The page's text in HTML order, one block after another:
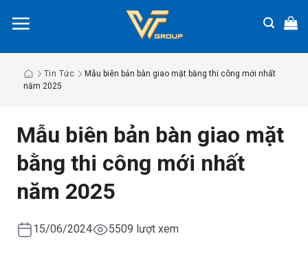
đến
dung
Tin Tức
Mẫu biên bản bàn giao mặt bằng thi công mới nhất
năm 2025
Mẫu biên bản bàn giao mặt
bằng thi công mới nhất
năm 2025
15/06/2024 5509 lượt xem